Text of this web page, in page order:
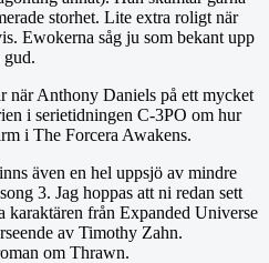
storhet. Lite extra roligt när
Ewokerna såg ju som bekant upp
när Anthony Daniels på ett mycket
i serietidningen C-3PO om hur
i The Forcera Awakens.
även en hel uppsjö av mindre
3. Jag hoppas att ni redan sett
karaktären från Expanded Universe
av Timothy Zahn.
om Thrawn.